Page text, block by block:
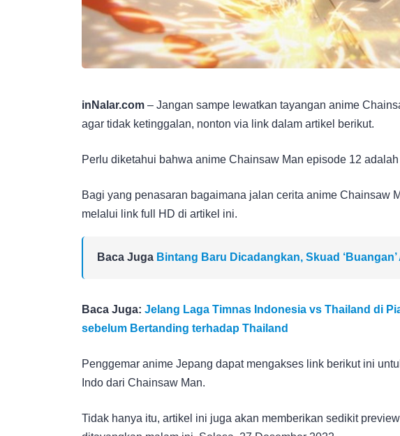
inNalar.com – Jangan sampe lewatkan tayangan anime
agar tidak ketinggalan, nonton via link dalam artikel berikut.
Perlu diketahui bahwa anime Chainsaw Man episode 12
Bagi yang penasaran bagaimana jalan cerita anime Chainsaw
melalui link full HD di artikel ini.
Baca Juga Bintang Baru Dicadangkan, Skuad
Baca Juga: Jelang Laga Timnas Indonesia vs Thailand di
sebelum Bertanding terhadap Thailand
Penggemar anime Jepang dapat mengakses link berikut ini
Indo dari Chainsaw Man.
Tidak hanya itu, artikel ini juga akan memberikan sedikit